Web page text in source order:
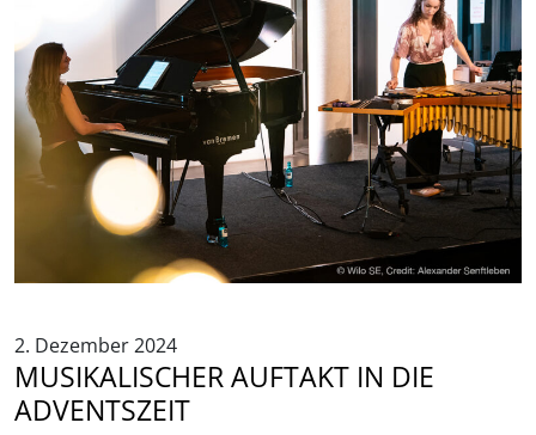
2. Dezember 2024
MUSIKALISCHER AUFTAKT IN DIE
ADVENTSZEIT